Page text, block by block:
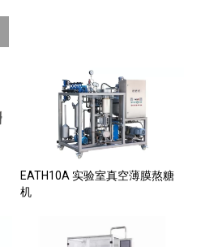
EATH10A 实验室真空薄膜熬糖
机